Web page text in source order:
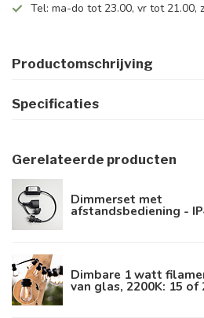
Tel: ma-do tot 23.00, vr tot 21.00,
Productomschrijving
Specificaties
Gerelateerde producten
Dimmerset met
afstandsbediening -
Dimbare 1 watt
van glas, 2200K: 15 of